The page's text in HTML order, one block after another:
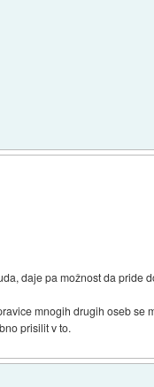
daje pa možnost da pride
mnogih drugih oseb se
prisilit v to.